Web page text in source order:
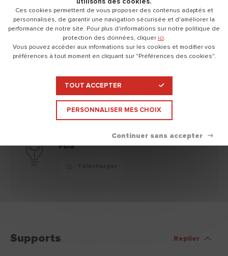
Nettoyage Eau.
Disponible en
Seau 5 KG
Sac 5 KG
Sac 15 KG
Documentation technique
FDS
Supports Replier
Ces cookies permettent de vous proposer des contenus adaptés et
personnalisés, de garantir une navigation sécurisée et d'améliorer la
performance de notre site. Pour plus d'informations sur notre politique de
protection des données, cliquer ici.
Vous pouvez accéder aux informations sur les cookies et modifier vos
préférences à tout moment en cliquant sur "Préférences des cookies".
TOUT ACCEPTER
PERSONNALISER MES CHOIX